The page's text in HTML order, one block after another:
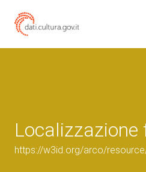
https://w3id.org/arco/